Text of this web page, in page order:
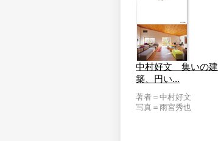
中村好文 集いの建
築、円い...
著者＝中村好文
写真＝雨宮秀也